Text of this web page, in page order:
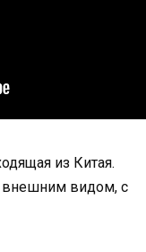
из Китая.
внешним видом, с